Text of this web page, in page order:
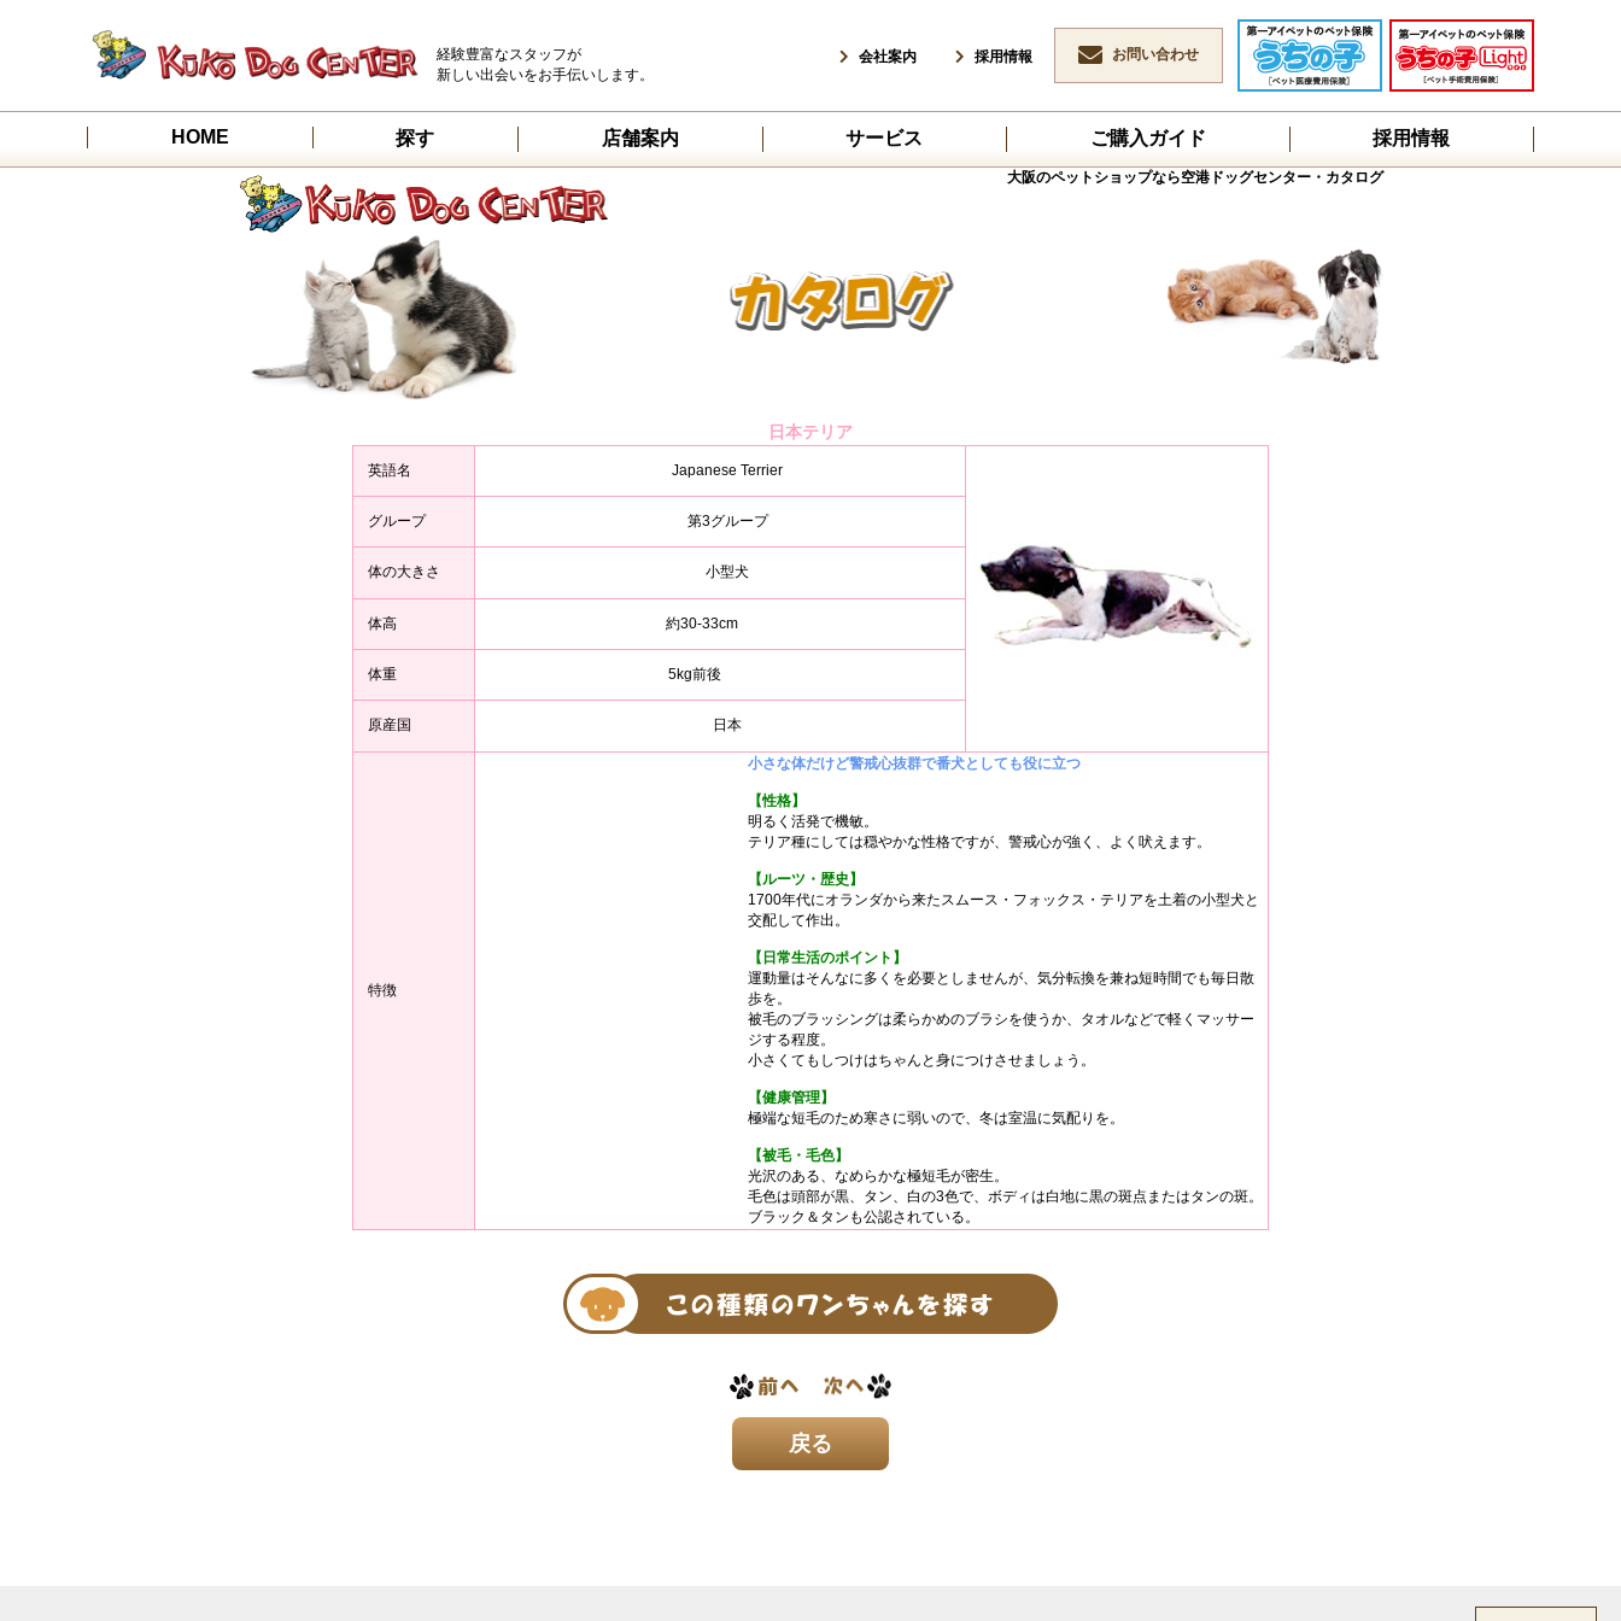
経験豊富なスタッフが
新しい出会いをお手伝いします。
会社案内 採用情報 お問い合わせ
HOME 探す 店舗案内 サービス ご購入ガイド 採用情報
大阪のペットショップなら空港ドッグセンター・カタログ
日本テリア
英語名 Japanese Terrier
グループ 第3グループ
体の大きさ 小型犬
体高 約30-33cm
体重 5kg前後
原産国 日本
特徴
小さな体だけど警戒心抜群で番犬としても役に立つ
【性格】
明るく活発で機敏。
テリア種にしては穏やかな性格ですが、警戒心が強く、よく吠えます。
【ルーツ・歴史】
1700年代にオランダから来たスムース・フォックス・テリアを土着の小型犬と
交配して作出。
【日常生活のポイント】
運動量はそんなに多くを必要としませんが、気分転換を兼ね短時間でも毎日散
歩を。
被毛のブラッシングは柔らかめのブラシを使うか、タオルなどで軽くマッサー
ジする程度。
小さくてもしつけはちゃんと身につけさせましょう。
【健康管理】
極端な短毛のため寒さに弱いので、冬は室温に気配りを。
【被毛・毛色】
光沢のある、なめらかな極短毛が密生。
毛色は頭部が黒、タン、白の3色で、ボディは白地に黒の斑点またはタンの斑。
ブラック＆タンも公認されている。